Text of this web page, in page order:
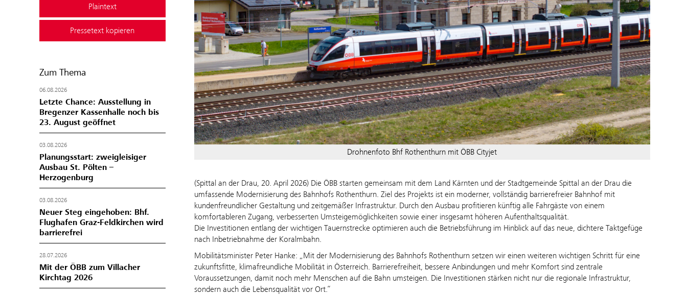
Plaintext
Pressetext kopieren
Zum Thema
06.08.2026
Letzte Chance: Ausstellung in
Bregenzer Kassenhalle noch bis
23. August geöffnet
03.08.2026
Planungsstart: zweigleisiger
Ausbau St. Pölten –
Herzogenburg
03.08.2026
Neuer Steg eingehoben: Bhf.
Flughafen Graz-Feldkirchen wird
barrierefrei
28.07.2026
Mit der ÖBB zum Villacher
Kirchtag 2026
Drohnenfoto Bhf Rothenthurn mit ÖBB Cityjet
(Spittal an der Drau, 20. April 2026) Die ÖBB starten gemeinsam mit dem Land Kärnten und der Stadtgemeinde Spittal an der Drau die
umfassende Modernisierung des Bahnhofs Rothenthurn. Ziel des Projekts ist ein moderner, vollständig barrierefreier Bahnhof mit
kundenfreundlicher Gestaltung und zeitgemäßer Infrastruktur. Durch den Ausbau profitieren künftig alle Fahrgäste von einem
komfortableren Zugang, verbesserten Umsteigemöglichkeiten sowie einer insgesamt höheren Aufenthaltsqualität.
Die Investitionen entlang der wichtigen Tauernstrecke optimieren auch die Betriebsführung im Hinblick auf das neue, dichtere Taktgefüge
nach Inbetriebnahme der Koralmbahn.
Mobilitätsminister Peter Hanke: „Mit der Modernisierung des Bahnhofs Rothenthurn setzen wir einen weiteren wichtigen Schritt für eine
zukunftsfitte, klimafreundliche Mobilität in Österreich. Barrierefreiheit, bessere Anbindungen und mehr Komfort sind zentrale
Voraussetzungen, damit noch mehr Menschen auf die Bahn umsteigen. Die Investitionen stärken nicht nur die regionale Infrastruktur,
sondern auch die Lebensqualität vor Ort.“